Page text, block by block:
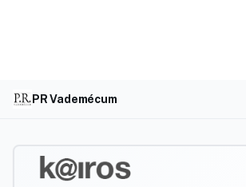
PR Vademécum